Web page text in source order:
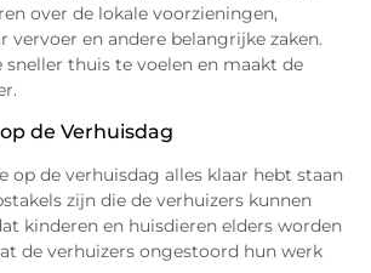
over de lokale voorzieningen,
vervoer en andere belangrijke zaken.
thuis te voelen en maakt de
de Verhuisdag
op de verhuisdag alles klaar hebt staan
zijn die de verhuizers kunnen
kinderen en huisdieren elders worden
de verhuizers ongestoord hun werk